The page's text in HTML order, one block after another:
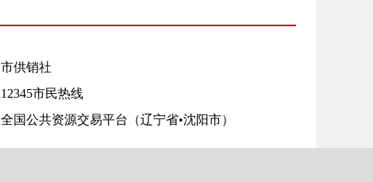
市供销社
12345市民热线
全国公共资源交易平台（辽宁省•沈阳市）